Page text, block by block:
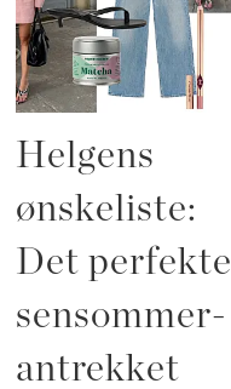
Helgens
ønskeliste:
Det perfekte
sensommer-
antrekket